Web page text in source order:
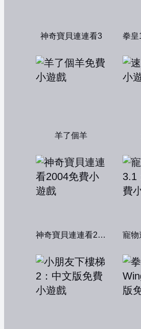
神奇寶貝連連看3
羊了個羊
神奇寶貝連連看2004